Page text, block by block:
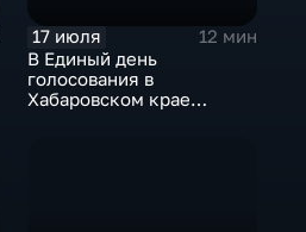
17 июля
12 мин
В Единый день
голосования в
Хабаровском крае